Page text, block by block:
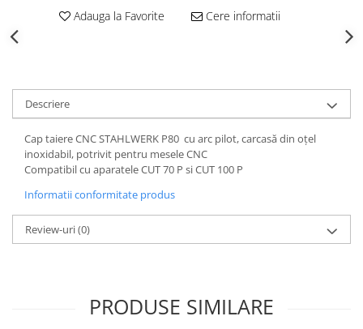
Adauga la Favorite Cere informatii
Descriere
Cap taiere CNC STAHLWERK P80 cu arc pilot, carcasă din oțel
inoxidabil, potrivit pentru mesele CNC
Compatibil cu aparatele CUT 70 P si CUT 100 P
Informatii conformitate produs
Review-uri(0)
PRODUSE SIMILARE